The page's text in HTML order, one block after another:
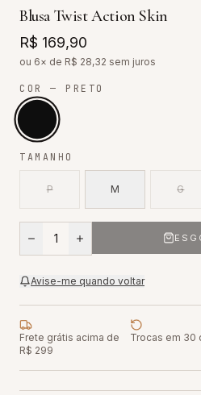
Blusa Twist Action Skin
R$ 169,90
ou 6× de R$ 28,32 sem juros
COR — PRETO
TAMANHO
P M G
1
Avise-me quando voltar
Frete grátis acima de
R$ 299
Trocas em 30